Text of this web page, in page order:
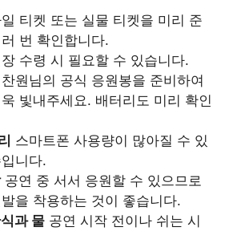
일 티켓 또는 실물 티켓을 미리 준
번 확인합니다.
수령 시 필요할 수 있습니다.
원님의 공식 응원봉을 준비하여
빛내주세요. 배터리도 미리 확인
스마트폰 사용량이 많아질 수 있
니다.
공연 중 서서 응원할 수 있으므로
을 착용하는 것이 좋습니다.
과 물 공연 시작 전이나 쉬는 시